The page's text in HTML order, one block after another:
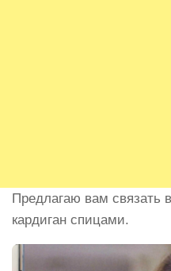
Предлагаю вам связать
кардиган спицами.